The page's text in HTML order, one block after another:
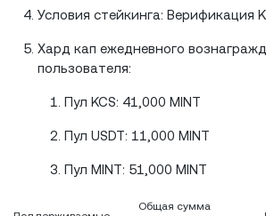
Условия стейкинга: Верификация
Хард кап ежедневного
пользователя:
Пул KCS: 41,000 MINT
Пул USDT: 11,000 MINT
Пул MINT: 51,000 MINT
Общая сумма